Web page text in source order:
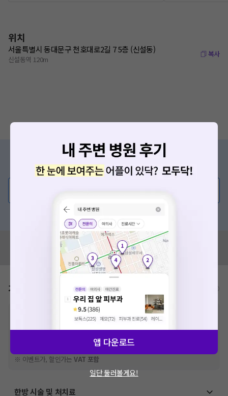
위치
서울특별시 동대문구 천호대로2길 7 5층 (신설동)
신설동역 120m
복사
증상/치료, 궁금한 점이 있나요?
의사가 직접 답해드려요!
혹은, 의료상담 서비스에 다양한 게시글 보러가기
혹시 잘못된 병원정보가 있나요?
모두닥 팀에 알려주세요!
가격표
비급여 항목의 경우,추가비용 등으로 실제 가격과 상이할 수 있으니, 정확
한 가격은 해당 의료기관에 직접 문의해주세요.
※급여 항목의 경우,건강보험심사평가원에 고지되어 있는 급여 진료 기준 가
격입니다. (진료와 연관된 복합적인 비용이 추가되어, 병원마다 금액이 다르게
산정될 수 있는 점 참고 바랍니다.)
※ 이벤트가, 할인가는VAT 포함
한방 시술 및 처치료
앱 다운로드
일단 둘러볼게요!